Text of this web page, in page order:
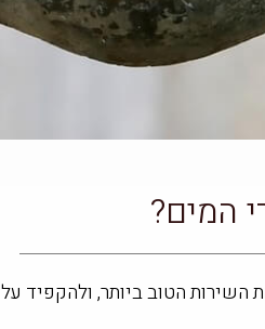
המים?
הטוב ביותר, ולהקפיד על